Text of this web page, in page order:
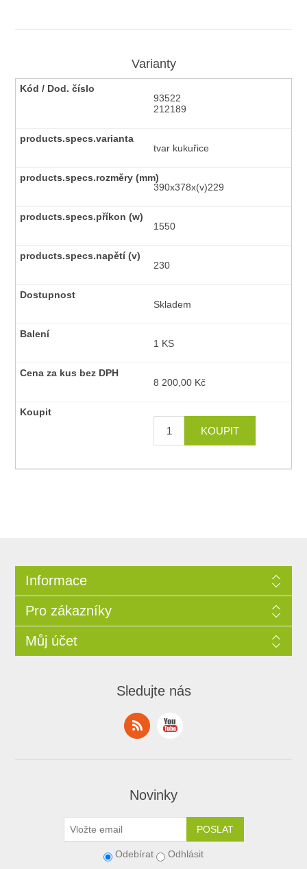
Varianty
93522
212189
tvar kukuřice
390x378x(v)229
1550
230
Skladem
1 KS
8 200,00 Kč
Informace
Pro zákazníky
Můj účet
Sledujte nás
Novinky
Odebírat Odhlásit